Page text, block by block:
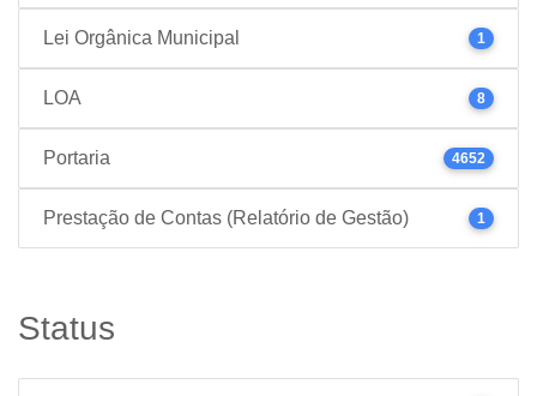
Lei Orgânica Municipal 1
LOA 8
Portaria 4652
Prestação de Contas (Relatório de Gestão) 1
Status